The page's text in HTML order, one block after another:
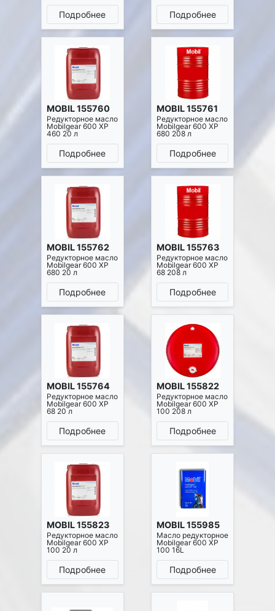
Подробнее Подробнее
MOBIL 155760
Редукторное масло
Mobilgear 600 XP
460 20 л
Подробнее
MOBIL 155761
Редукторное масло
Mobilgear 600 XP
680 208 л
Подробнее
MOBIL 155762
Редукторное масло
Mobilgear 600 XP
680 20 л
Подробнее
MOBIL 155763
Редукторное масло
Mobilgear 600 XP
68 208 л
Подробнее
MOBIL 155764
Редукторное масло
Mobilgear 600 XP
68 20 л
Подробнее
MOBIL 155822
Редукторное масло
Mobilgear 600 XP
100 208 л
Подробнее
MOBIL 155823
Редукторное масло
Mobilgear 600 XP
100 20 л
Подробнее
MOBIL 155985
Масло редукторное
Mobilgear 600 XP
100 16L
Подробнее